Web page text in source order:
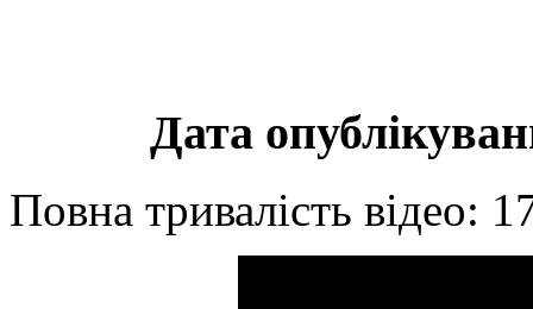
Дата
Повна тривалість відео: